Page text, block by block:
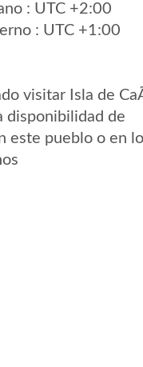
: UTC +2:00
: UTC +1:00
visitar Isla de
disponibilidad de
este pueblo o en